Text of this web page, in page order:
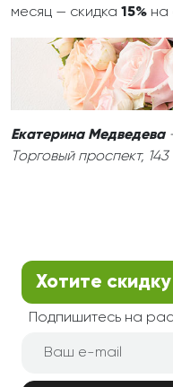
месяц — скидка 15% на
Екатерина Медведева
Торговый проспект, 143
Хотите скидку
Подпишитесь на